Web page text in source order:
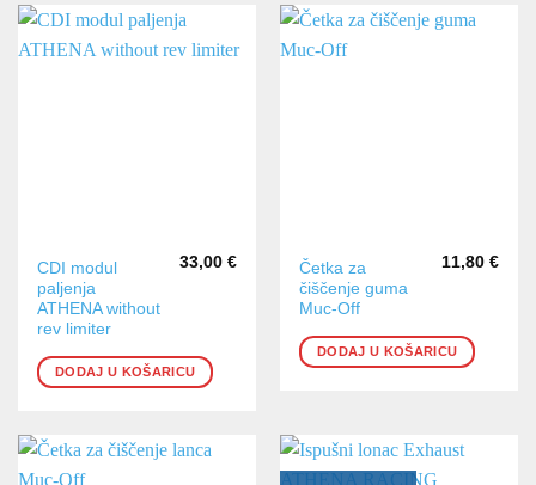
CDI modul
paljenja
ATHENA without
rev limiter
33,00 €
DODAJ U KOŠARICU
Četka za
čiščenje guma
Muc-Off
11,80 €
DODAJ U KOŠARICU